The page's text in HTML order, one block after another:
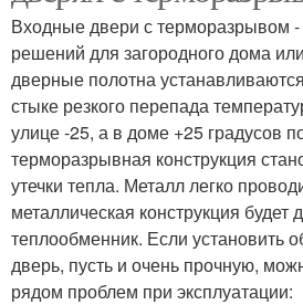
Входные двери с терморазрывом -
решений для загородного дома
дверные полотна
стыке резкого перепада
улице -25, а в доме +25 градусов
терморазрывная конструкция
утечки тепла. Металл легко
металлическая конструкция будет
теплообменник. Если установить
дверь, пусть и очень прочную,
рядом проблем при эксплуатации: